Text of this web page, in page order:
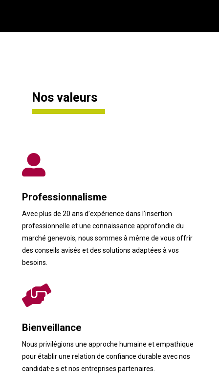
Nos valeurs

Professionnalisme
Avec plus de 20 ans d’expérience dans l’insertion
professionnelle et une connaissance approfondie du
marché genevois, nous sommes à même de vous offrir
des conseils avisés et des solutions adaptées à vos
besoins.

Bienveillance
Nous privilégions une approche humaine et empathique
pour établir une relation de confiance durable avec nos
candidat·e·s et nos entreprises partenaires.